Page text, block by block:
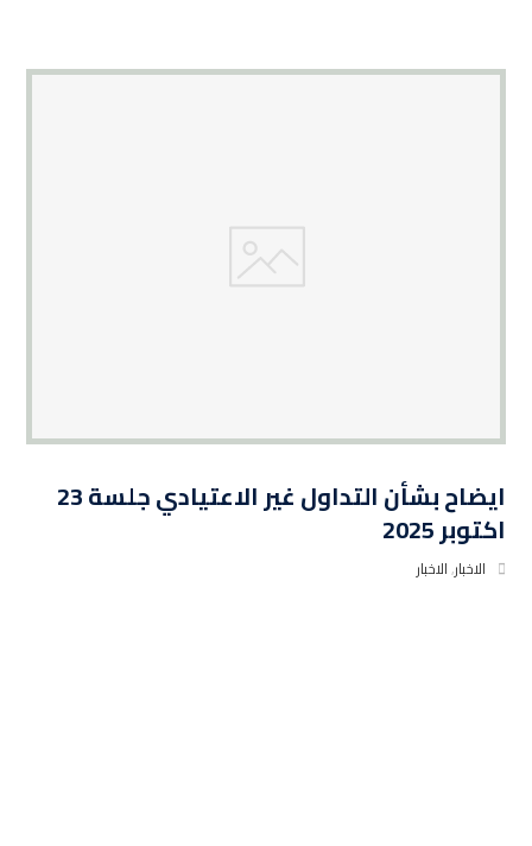
ايضاح بشأن التداول غير الاعتيادي جلسة 23
اكتوبر 2025
الاخبار,الاخبار